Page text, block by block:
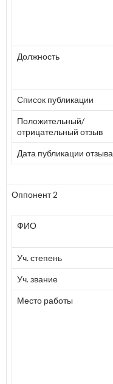
Должность
Список публикации
Положительный/
отрицательный отзыв
Дата публикации отзыва
Оппонент 2
ФИО
Уч. степень
Уч. звание
Место работы